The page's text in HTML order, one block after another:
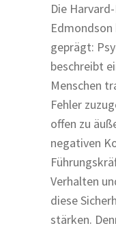
Die
geprägt:
beschreibt
Menschen
Fehler
offen zu
negativen
Verhalten
diese
stärken.